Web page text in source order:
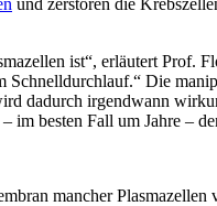
ist“, erläutert
Schnelldurchlauf.“ Die
dadurch irgendwann
im besten Fall um Jahre –
mancher